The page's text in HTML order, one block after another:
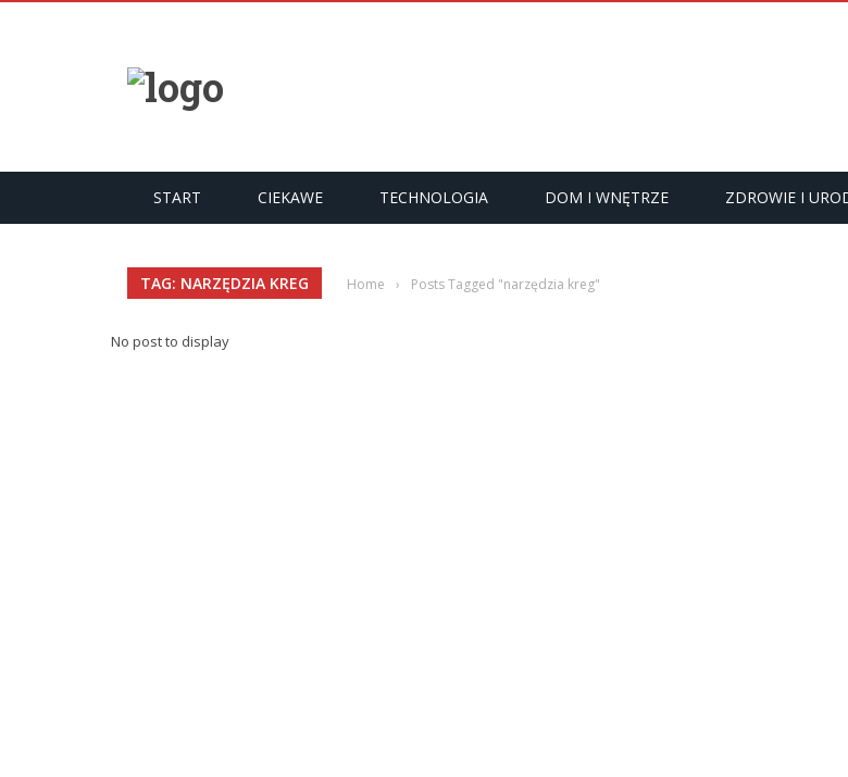
START CIEKAWE TECHNOLOGIA DOM I WNĘTRZE ZDROWIE I
TAG: NARZĘDZIA KREG Home › Posts Tagged "narzędzia kreg"
No post to display